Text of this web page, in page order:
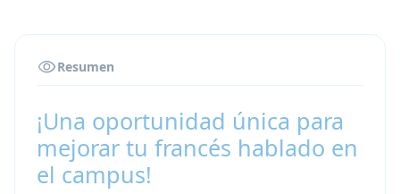
Resumen
¡Una oportunidad única para
mejorar tu francés hablado en
el campus!